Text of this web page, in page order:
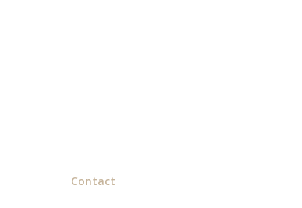
Contact